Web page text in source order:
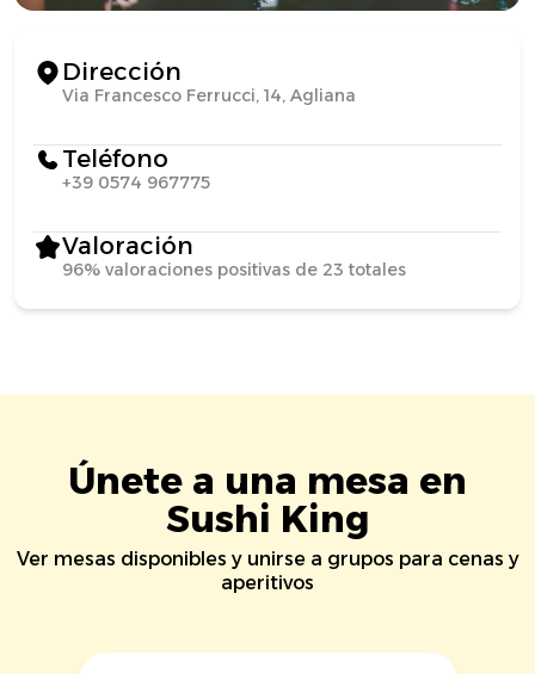
Dirección
Via Francesco Ferrucci, 14, Agliana
Teléfono
+39 0574 967775
Valoración
96% valoraciones positivas de 23 totales
Únete a una mesa en
Sushi King
Ver mesas disponibles y unirse a grupos para cenas y
aperitivos